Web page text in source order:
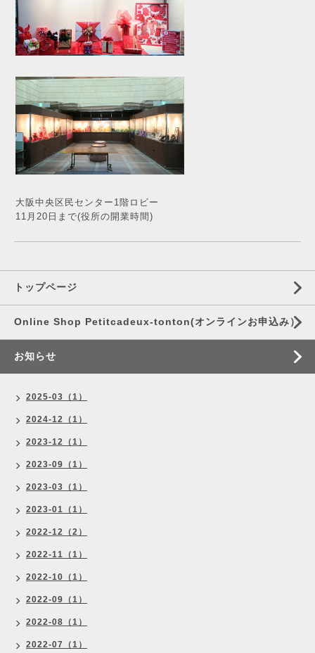
大阪中央区民センター1階ロビー
11月20日まで(役所の開業時間)
トップページ
Online Shop Petitcadeux-tonton(オンラインお申込み）
お知らせ
2025-03（1）
2024-12（1）
2023-12（1）
2023-09（1）
2023-03（1）
2023-01（1）
2022-12（2）
2022-11（1）
2022-10（1）
2022-09（1）
2022-08（1）
2022-07（1）